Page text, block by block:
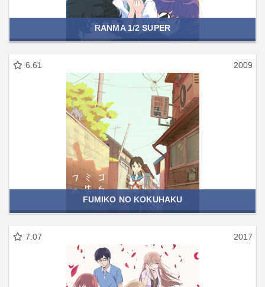
RANMA 1/2 SUPER
6.61 2009
FUMIKO NO KOKUHAKU
7.07 2017